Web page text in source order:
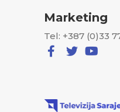
Marketing
Tel: +387 (0)33